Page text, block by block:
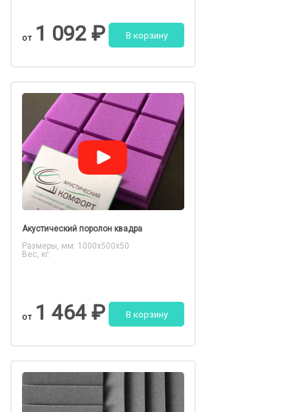
от 1 092 ₽ В корзину
Акустический поролон квадра
Размеры, мм: 1000x500x50
Вес, кг:
от 1 464 ₽ В корзину